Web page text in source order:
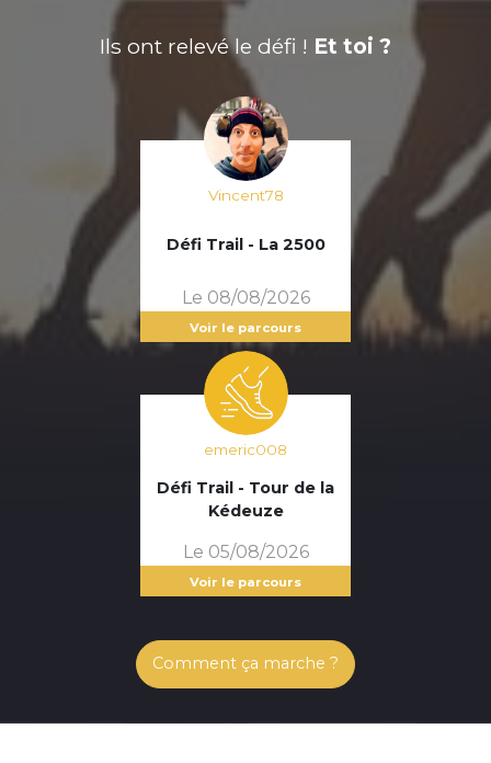
Ils ont relevé le défi ! Et toi ?
Vincent78
Défi Trail - La 2500
Le 08/08/2026
Voir le parcours
emeric008
Défi Trail - Tour de la
Kédeuze
Le 05/08/2026
Voir le parcours
Comment ça marche ?